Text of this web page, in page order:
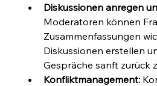
Diskussionen anregen
Moderatoren können
Zusammenfassungen
Diskussionen erstellen
Gespräche sanft zurück
Konfliktmanagement: